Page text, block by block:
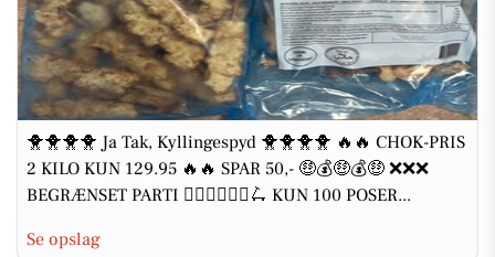
🐥🐥🐥🐥 Ja Tak, Kyllingespyd 🐥🐥🐥🐥 🔥🔥 CHOK-PRIS
2 KILO KUN 129.95 🔥🔥 SPAR 50,- 🤑💰🤑💰🤑 ❌❌❌
BEGRÆNSET PARTI 🚴‍♂️🏃‍♂️🏃‍♀️🛴 KUN 100 POSER...
Se opslag